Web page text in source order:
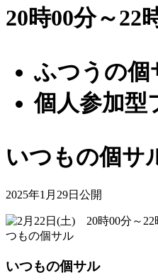
20時00分～22
ふつうの個
個人参加型
いつもの個サ
2025年1月29日公開
いつもの個サル